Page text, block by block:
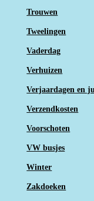
Trouwen
Tweelingen
Vaderdag
Verhuizen
Verjaardagen en
Verzendkosten
Voorschoten
VW busjes
Winter
Zakdoeken